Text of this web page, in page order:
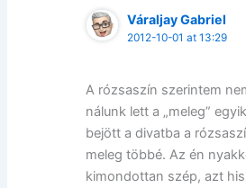
Váraljay Gabriel
2012-10-01 at 13:29
A rózsaszín szerintem
nálunk lett a „meleg”
bejött a divatba a
meleg többé. Az én
kimondottan szép, azt